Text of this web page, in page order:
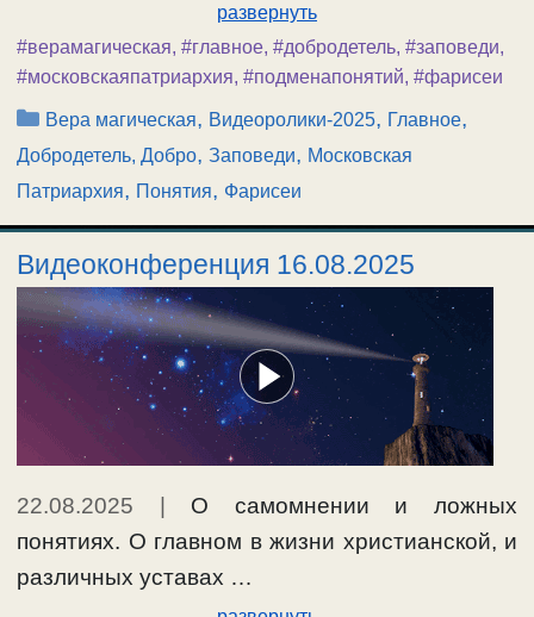
развернуть
#верамагическая, #главное, #добродетель, #заповеди,
#московскаяпатриархия, #подменапонятий, #фарисеи
Рубрики
Вера магическая, Видеоролики-2025, Главное,
Добродетель, Добро, Заповеди, Московская
Патриархия, Понятия, Фарисеи
Видеоконференция 16.08.2025
22.08.2025 | О самомнении и ложных
понятиях. О главном в жизни христианской, и
различных уставах …